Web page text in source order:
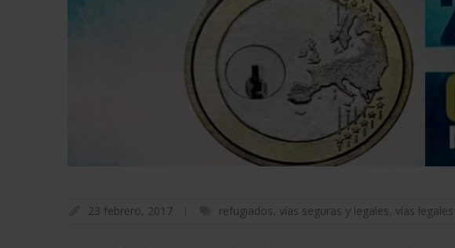
23 febrero, 2017 refugiados, vías seguras y legales, vías